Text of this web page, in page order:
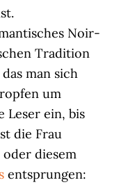
Noir-
Tradition
man sich
um
Leser ein, bis
die Frau
diesem
entsprungen: